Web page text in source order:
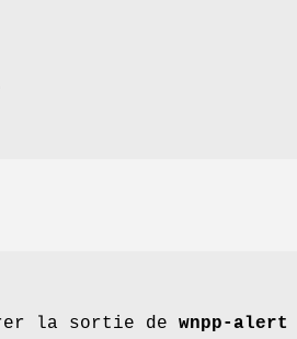
la sortie de wnpp-alert